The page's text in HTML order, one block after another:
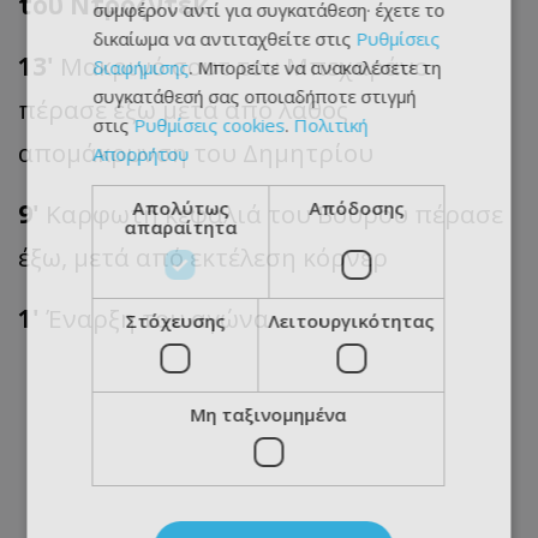
13' Μακρινό σουτ του Μπεχαράνο
πέρασε έξω μετά από λάθος
απομάκρυνση του Δημητρίου
9' Καρφωτή κεφαλιά του Βούρου πέρασε
έξω, μετά από εκτέλεση κόρνερ
1' Έναρξη του αγώνα
συμφέρον αντί για συγκατάθεση· έχετε το
δικαίωμα να αντιταχθείτε στις Ρυθμίσεις
διαφήμισης. Μπορείτε να ανακαλέσετε τη
συγκατάθεσή σας οποιαδήποτε στιγμή
στιςΡυθμίσεις cookies.Πολιτική
Απορρήτου
Απολύτως
απαραίτητα
Απόδοσης
Στόχευσης Λειτουργικότητας
Μη ταξινομημένα